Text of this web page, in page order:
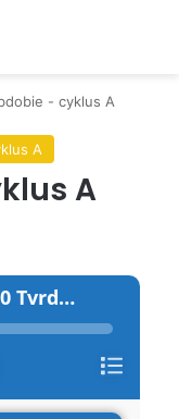
- cyklus A
A
A
A veľk Božie Telo 1990 Tvrdošín